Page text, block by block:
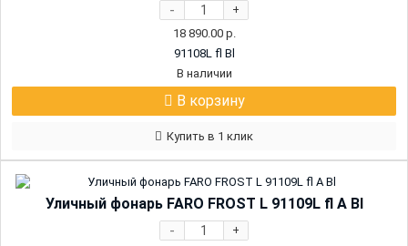
- +
18 890.00р.
91108L fl Bl
В наличии
В корзину
Купить в 1 клик
Уличный фонарь FARO FROST L 91109L fl A Bl
- +